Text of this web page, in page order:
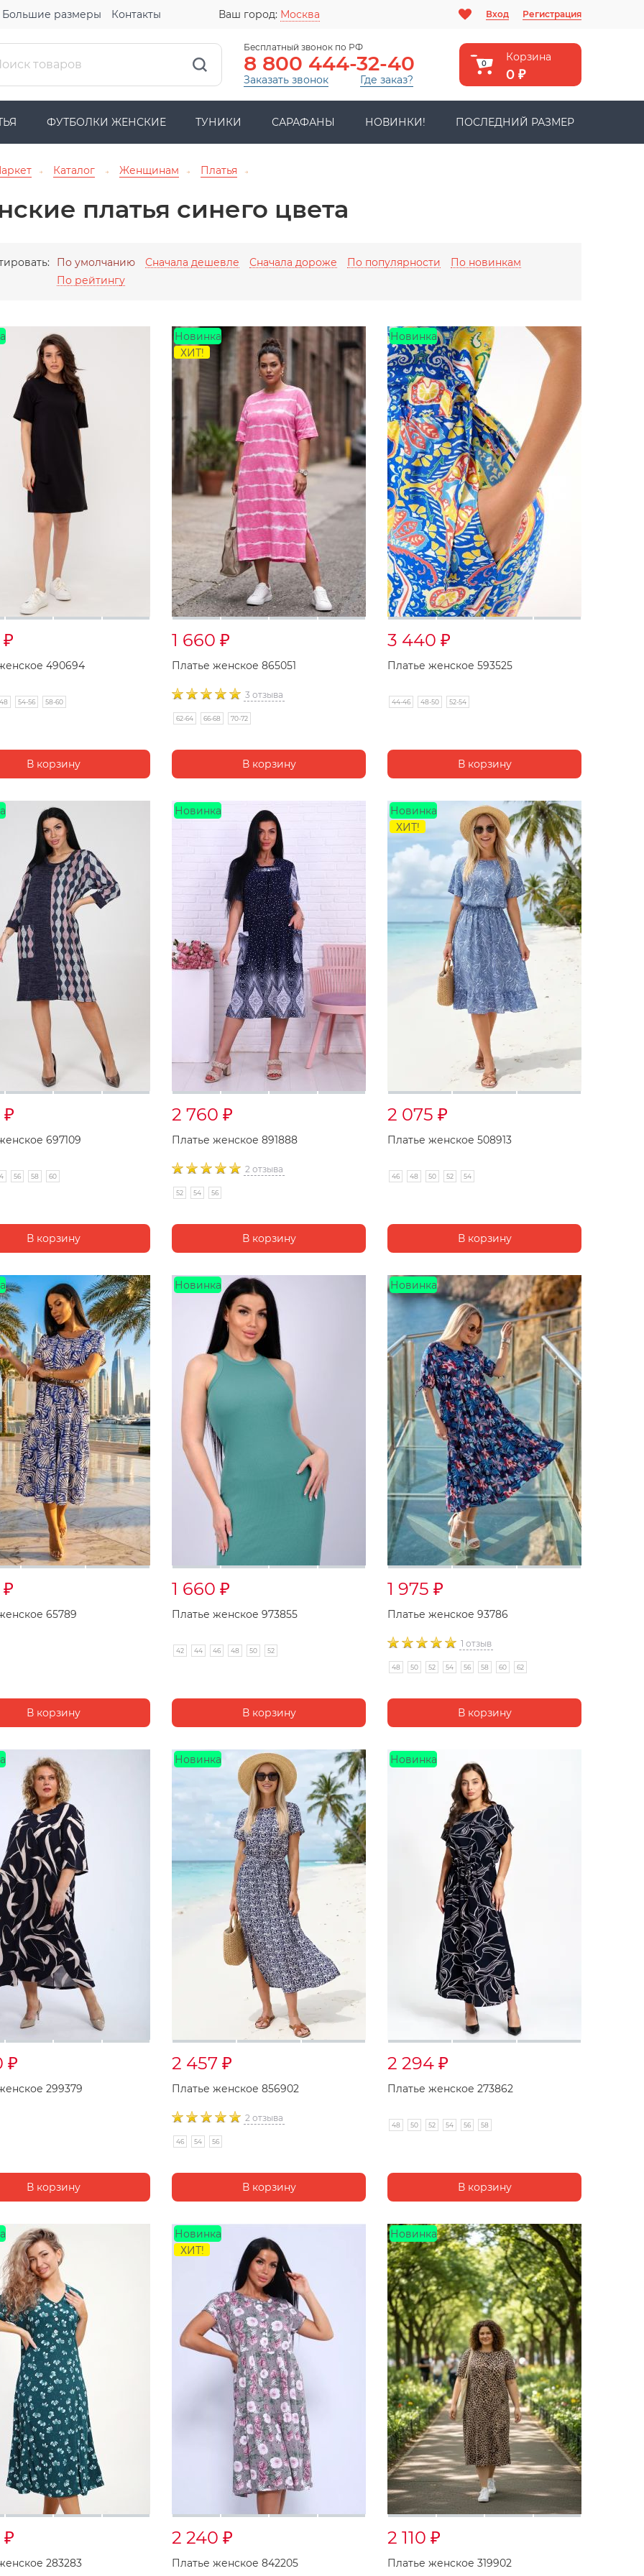
Большие размеры Контакты Ваш город: Москва Вход Регистрация
Бесплатный звонок по РФ
8 800 444-32-40
Заказать звонок Где заказ?
Корзина
0
0 ₽
ФУТБОЛКИ ЖЕНСКИЕ ТУНИКИ САРАФАНЫ НОВИНКИ! ПОСЛЕДНИЙ РАЗМЕР
→ Каталог → Женщинам → Платья →
платья синего цвета
По умолчанию Сначала дешевле Сначала дороже По популярности
По новинкам
По рейтингу
₽
490694
54-56 58-60
ХИТ!
Новинка
1 660 ₽
Платье женское 865051
3 отзыва
62-64 66-68 70-72
Новинка
3 440 ₽
Платье женское 593525
44-46 48-50 52-54
₽
697109
56 58 60
Новинка
2 760 ₽
Платье женское 891888
2 отзыва
52 54 56
ХИТ!
Новинка
2 075 ₽
Платье женское 508913
46 48 50 52 54
₽
65789
Новинка
1 660 ₽
Платье женское 973855
42 44 46 48 50 52
Новинка
1 975 ₽
Платье женское 93786
1 отзыв
48 50 52 54 56 58 60 62
₽
299379
Новинка
2 457 ₽
Платье женское 856902
2 отзыва
46 54 56
Новинка
2 294 ₽
Платье женское 273862
48 50 52 54 56 58
₽
283283
ХИТ!
Новинка
2 240 ₽
Платье женское 842205
Новинка
2 110 ₽
Платье женское 319902